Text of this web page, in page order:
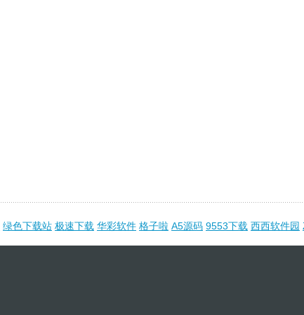
绿色下载站 极速下载 华彩软件 格子啦 A5源码 9553下载 西西软件园